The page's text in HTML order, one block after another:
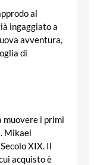
al
ingaggiato a
avventura,
di
muovere i primi
Mikael
XIX. Il
acquisto è